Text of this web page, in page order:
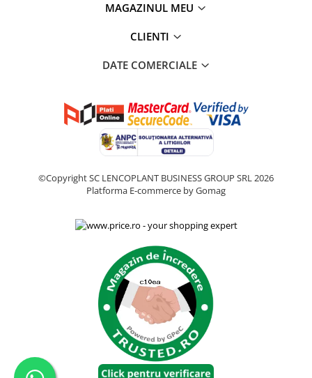
MAGAZINUL MEU
CLIENTI
DATE COMERCIALE
©Copyright SC LENCOPLANT BUSINESS GROUP SRL 2026
Platforma E-commerce by Gomag